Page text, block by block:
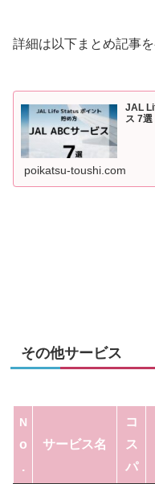
詳細は以下まとめ記事
JAL
ス 7
poikatsu-toushi.com
その他サービス
N
o
.
サービス名
コ
ス
パ